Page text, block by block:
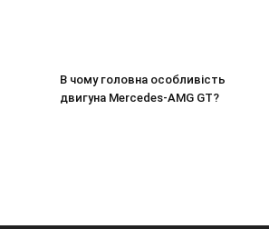
В чому головна особливість
двигуна Mercedes-AMG GT?